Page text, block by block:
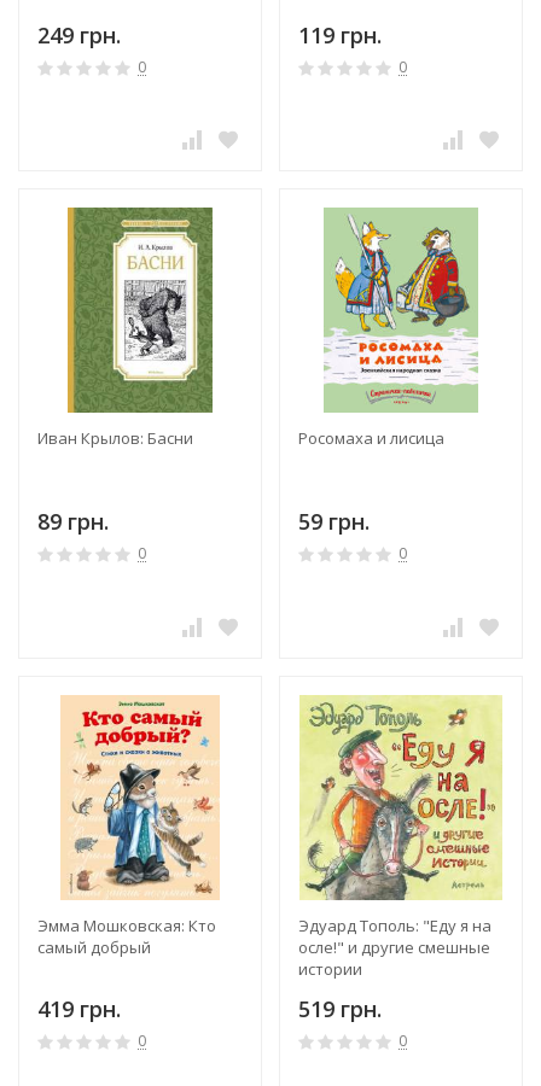
249 грн.
0
119 грн.
0
Иван Крылов: Басни
89 грн.
0
Росомаха и лисица
59 грн.
0
Эмма Мошковская: Кто
самый добрый
419 грн.
0
Эдуард Тополь: "Еду я на
осле!" и другие смешные
истории
519 грн.
0